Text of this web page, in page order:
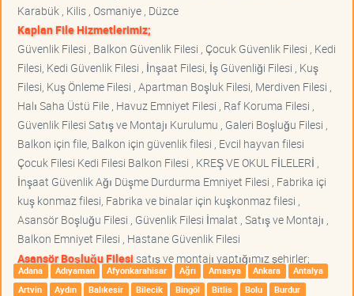
Karabük , Kilis , Osmaniye , Düzce
Kaplan File Hizmetlerimiz;
Güvenlik Filesi , Balkon Güvenlik Filesi , Çocuk Güvenlik Filesi , Kedi
Filesi, Kedi Güvenlik Filesi , İnşaat Filesi, İş Güvenliği Filesi , Kuş
Filesi, Kuş Önleme Filesi , Apartman Boşluk Filesi, Merdiven Filesi ,
Halı Saha Üstü File , Havuz Emniyet Filesi , Raf Koruma Filesi ,
Güvenlik Filesi Satış ve Montajı Kurulumu , Galeri Boşluğu Filesi ,
Balkon için file, Balkon için güvenlik filesi , Evcil hayvan filesi
Çocuk Filesi Kedi Filesi Balkon Filesi , KREŞ VE OKUL FİLELERİ ,
İnşaat Güvenlik Ağı Düşme Durdurma Emniyet Filesi , Fabrika içi
kuş konmaz filesi, Fabrika ve binalar için kuşkonmaz filesi ,
Asansör Boşluğu Filesi , Güvenlik Filesi İmalat , Satış ve Montajı ,
Balkon Emniyet Filesi , Hastane Güvenlik Filesi
Asansör Boşluğu Filesisatış ve montajı yaptığımız şehirler;
Adana Adıyaman Afyonkarahisar Ağrı Amasya Ankara
Antalya
Artvin
Aydın Balıkesir Bilecik Bingöl Bitlis Bolu
Burdur